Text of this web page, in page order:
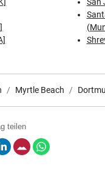
Myrtle Beach
teilen
LinkedInE-Mail